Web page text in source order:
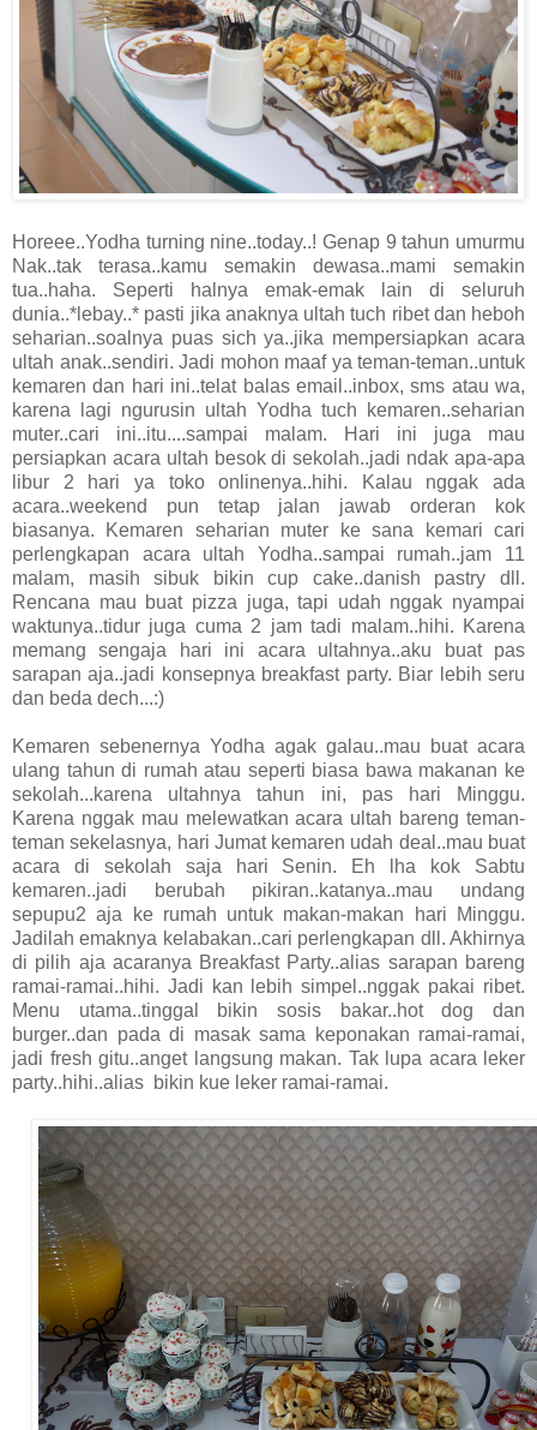
Horeee..Yodha turning nine..today..! Genap 9 tahun umurmu
Nak..tak terasa..kamu semakin dewasa..mami semakin
tua..haha. Seperti halnya emak-emak lain di seluruh
dunia..*lebay..* pasti jika anaknya ultah tuch ribet dan heboh
seharian..soalnya puas sich ya..jika mempersiapkan acara
ultah anak..sendiri. Jadi mohon maaf ya teman-teman..untuk
kemaren dan hari ini..telat balas email..inbox, sms atau wa,
karena lagi ngurusin ultah Yodha tuch kemaren..seharian
muter..cari ini..itu....sampai malam. Hari ini juga mau
persiapkan acara ultah besok di sekolah..jadi ndak apa-apa
libur 2 hari ya toko onlinenya..hihi. Kalau nggak ada
acara..weekend pun tetap jalan jawab orderan kok
biasanya. Kemaren seharian muter ke sana kemari cari
perlengkapan acara ultah Yodha..sampai rumah..jam 11
malam, masih sibuk bikin cup cake..danish pastry dll.
Rencana mau buat pizza juga, tapi udah nggak nyampai
waktunya..tidur juga cuma 2 jam tadi malam..hihi. Karena
memang sengaja hari ini acara ultahnya..aku buat pas
sarapan aja..jadi konsepnya breakfast party. Biar lebih seru
dan beda dech...:)
Kemaren sebenernya Yodha agak galau..mau buat acara
ulang tahun di rumah atau seperti biasa bawa makanan ke
sekolah...karena ultahnya tahun ini, pas hari Minggu.
Karena nggak mau melewatkan acara ultah bareng teman-
teman sekelasnya, hari Jumat kemaren udah deal..mau buat
acara di sekolah saja hari Senin. Eh lha kok Sabtu
kemaren..jadi berubah pikiran..katanya..mau undang
sepupu2 aja ke rumah untuk makan-makan hari Minggu.
Jadilah emaknya kelabakan..cari perlengkapan dll. Akhirnya
di pilih aja acaranya Breakfast Party..alias sarapan bareng
ramai-ramai..hihi. Jadi kan lebih simpel..nggak pakai ribet.
Menu utama..tinggal bikin sosis bakar..hot dog dan
burger..dan pada di masak sama keponakan ramai-ramai,
jadi fresh gitu..anget langsung makan. Tak lupa acara leker
party..hihi..alias bikin kue leker ramai-ramai.